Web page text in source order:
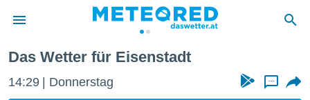
Das Wetter für Eisenstadt
14:29 Donnerstag ...